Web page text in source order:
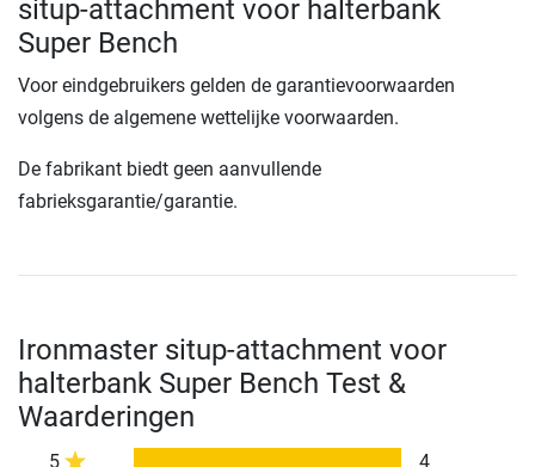
situp-attachment voor halterbank
Super Bench
Voor eindgebruikers gelden de garantievoorwaarden
volgens de algemene wettelijke voorwaarden.
De fabrikant biedt geen aanvullende
fabrieksgarantie/garantie.
Ironmaster situp-attachment voor
halterbank Super Bench Test &
Waarderingen
5
4